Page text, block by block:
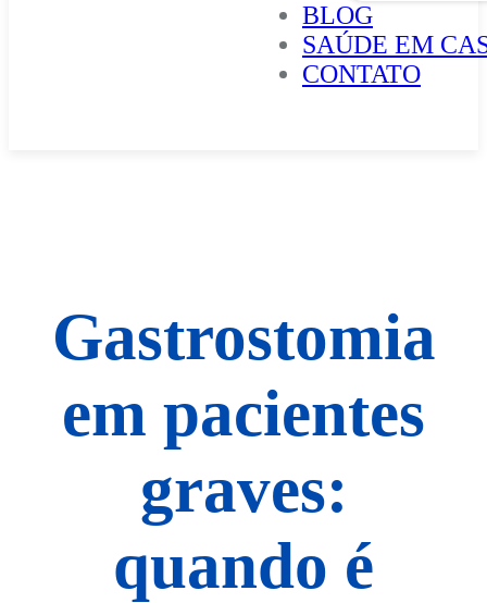
BLOG
SAÚDE EM
CONTATO
Gastrostomia
em pacientes
graves:
quando é